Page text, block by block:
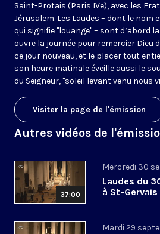
Saint-Protais (Paris IVe), avec les
Jérusalem. Les Laudes – dont le nom
qui signifie "louange" – sont d’abord
ouvre la journée pour remercier Dieu
ce jour nouveau, et le placer tout
son heure matinale éveille aussi le
du Seigneur, "soleil levant venu nous
Visiter la page de l'émission
Autres vidéos de
37:00
Mercredi 30
Laudes du
à St-Gervais
Mardi 29